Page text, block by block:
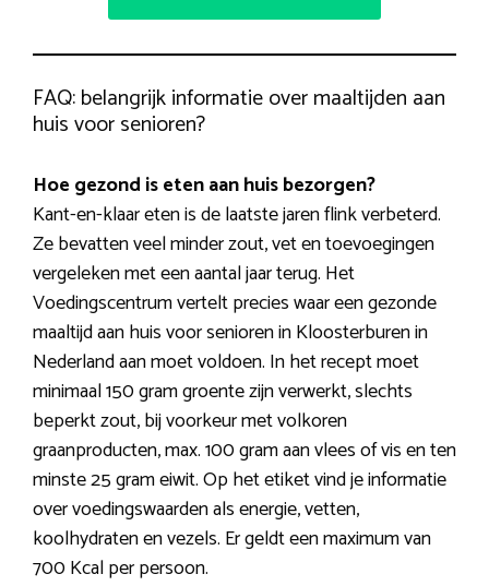
FAQ: belangrijk informatie over maaltijden aan
huis voor senioren?
Hoe gezond is eten aan huis bezorgen?
Kant-en-klaar eten is de laatste jaren flink verbeterd.
Ze bevatten veel minder zout, vet en toevoegingen
vergeleken met een aantal jaar terug. Het
Voedingscentrum vertelt precies waar een gezonde
maaltijd aan huis voor senioren in Kloosterburen in
Nederland aan moet voldoen. In het recept moet
minimaal 150 gram groente zijn verwerkt, slechts
beperkt zout, bij voorkeur met volkoren
graanproducten, max. 100 gram aan vlees of vis en ten
minste 25 gram eiwit. Op het etiket vind je informatie
over voedingswaarden als energie, vetten,
koolhydraten en vezels. Er geldt een maximum van
700 Kcal per persoon.